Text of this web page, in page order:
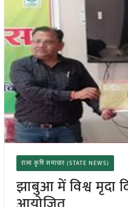
राज्य कृषि समाचार (STATE NEWS)
झाबुआ में विश्व मृदा